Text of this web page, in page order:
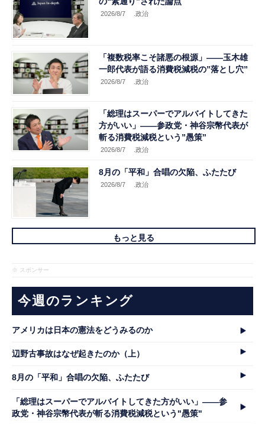
2026/8/7 .政治
「複数税率こそ諸悪の根源」――玉木雄
一郎代表が語る消費税減税の”落とし穴”
2026/8/7 .政治
「総理はスーパーでアルバイトしてきた
方がいい」――参政党・神谷宗幣代表が
斬る消費税減税という”愚策”
2026/8/7 .政治
8月の「平和」合唱の欠陥、ふたたび
2026/8/7 .政治
もっと見る
※ スポンサー
今週のランキング
アメリカは日本の憲法をどうみるのか
辺野古事故はなぜ起きたのか（上）
8月の「平和」合唱の欠陥、ふたたび
「総理はスーパーでアルバイトしてきた方がいい」――参
政党・神谷宗幣代表が斬る消費税減税という"愚策"